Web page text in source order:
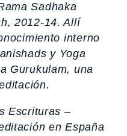
Sadhaka
2012-14. Allí
interno
y Yoga
Gurukulam, una
Escrituras –
en España